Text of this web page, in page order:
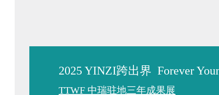
2025 YINZI跨出界 Forever
TTWF 中瑞驻地三年成果展